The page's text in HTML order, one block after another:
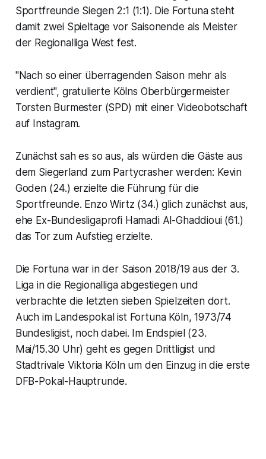
Sportfreunde Siegen 2:1 (1:1). Die Fortuna steht
damit zwei Spieltage vor Saisonende als Meister
der Regionalliga West fest.
"Nach so einer überragenden Saison mehr als
verdient", gratulierte Kölns Oberbürgermeister
Torsten Burmester (SPD) mit einer Videobotschaft
auf Instagram.
Zunächst sah es so aus, als würden die Gäste aus
dem Siegerland zum Partycrasher werden: Kevin
Goden (24.) erzielte die Führung für die
Sportfreunde. Enzo Wirtz (34.) glich zunächst aus,
ehe Ex-Bundesligaprofi Hamadi Al-Ghaddioui (61.)
das Tor zum Aufstieg erzielte.
Die Fortuna war in der Saison 2018/19 aus der 3.
Liga in die Regionalliga abgestiegen und
verbrachte die letzten sieben Spielzeiten dort.
Auch im Landespokal ist Fortuna Köln, 1973/74
Bundesligist, noch dabei. Im Endspiel (23.
Mai/15.30 Uhr) geht es gegen Drittligist und
Stadtrivale Viktoria Köln um den Einzug in die erste
DFB-Pokal-Hauptrunde.